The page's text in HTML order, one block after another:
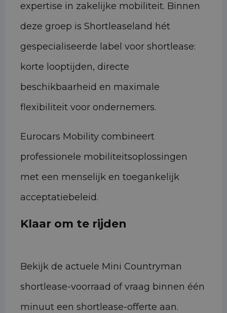
expertise in zakelijke mobiliteit. Binnen
deze groep is Shortleaseland hét
gespecialiseerde label voor shortlease:
korte looptijden, directe
beschikbaarheid en maximale
flexibiliteit voor ondernemers.
Eurocars Mobility combineert
professionele mobiliteitsoplossingen
met een menselijk en toegankelijk
acceptatiebeleid.
Klaar om te rijden
Bekijk de actuele Mini Countryman
shortlease-voorraad of vraag binnen één
minuut een shortlease-offerte aan.